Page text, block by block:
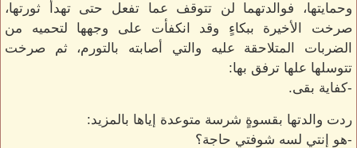
وحمايتها، فوالدتهما لن تتوقف عما تفعل حتى تهدأ ثورتها،
صرخت الأخيرة ببكاءٍ وقد انكفأت على وجهها لتحميه من
الضربات المتلاحقة عليه والتي أصابته بالتورم، ثم صرخت
تتوسلها علها ترفق بها:
-كفاية بقى.
ردت والدتها بقسوةٍ شرسة متوعدة إياها بالمزيد:
-هو إنتي لسه شوفتي حاجة؟